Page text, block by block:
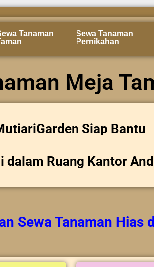
Tanaman
Sewa Tanaman
Pernikahan
Meja
Siap Bantu
Ruang Kantor
Sewa Tanaman Hias